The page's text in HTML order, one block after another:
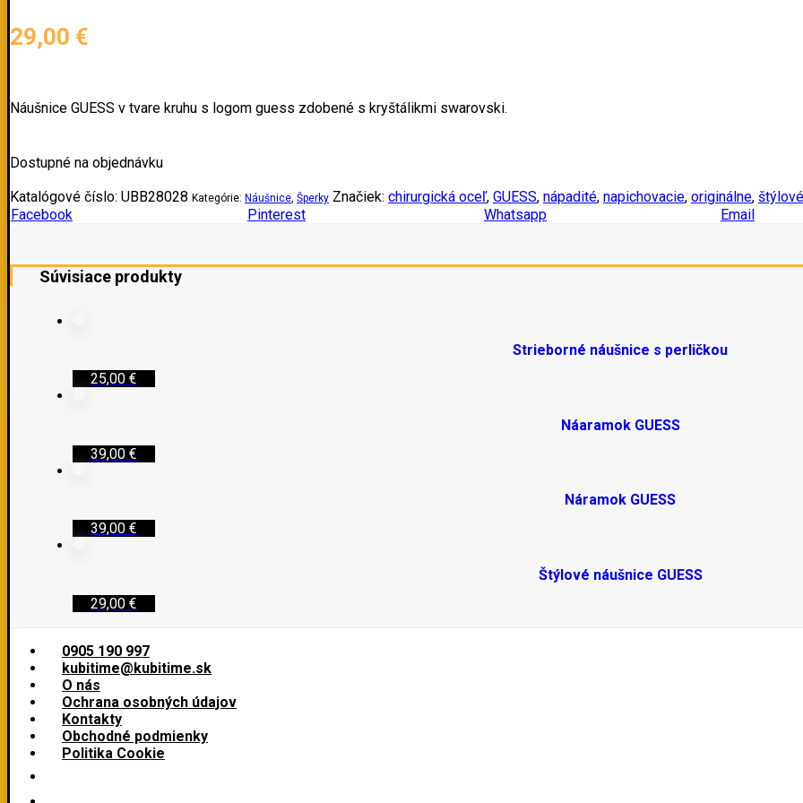
29,00 €
Náušnice GUESS v tvare kruhu s logom guess zdobené s kryštálikmi swarovski.
Dostupné na objednávku
Katalógové číslo: UBB28028 Kategórie: Náušnice, Šperky Značiek: chirurgická oceľ, GUESS, nápadité, napichovacie, originálne, štýlové
Facebook
Pinterest Whatsapp Email
Súvisiace produkty
Strieborné náušnice s perličkou
25,00 €
Náaramok GUESS
39,00 €
Náramok GUESS
39,00 €
Štýlové náušnice GUESS
29,00 €
0905 190 997
kubitime@kubitime.sk
O nás
Ochrana osobných údajov
Kontakty
Obchodné podmienky
Politika Cookie